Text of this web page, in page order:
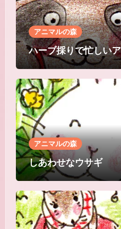
アニマルの森
ハーブ採りで忙しい
アニマルの森
しあわせなウサギ